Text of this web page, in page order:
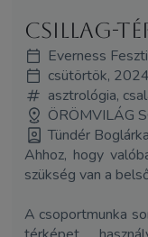
Csillag-
Everness
csütörtök,
asztrológia,
ÖRÖMVILÁG
Tündér Boglárka
Ahhoz, hogy
szükség van a
A csoportmunka